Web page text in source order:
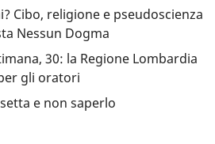
Cibo, religione e pseudoscienza
Nessun Dogma
30: la Regione Lombardia
gli oratori
e non saperlo